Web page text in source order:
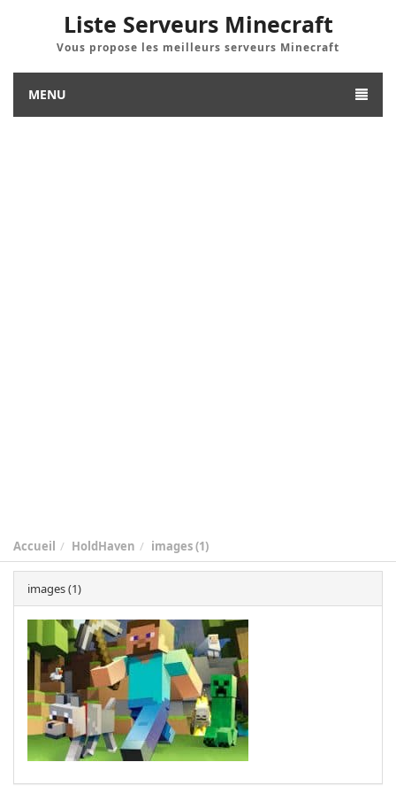
Liste Serveurs Minecraft
Vous propose les meilleurs serveurs Minecraft
MENU
Accueil HoldHaven images (1)
images (1)